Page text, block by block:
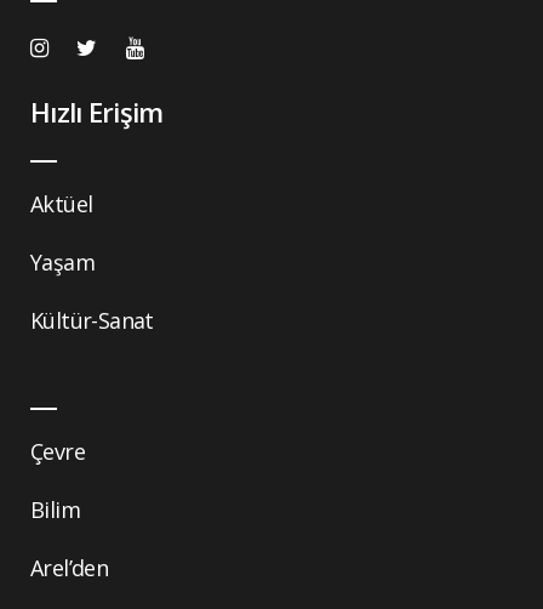
Hızlı Erişim
Aktüel
Yaşam
Kültür-Sanat
Çevre
Bilim
Arel’den